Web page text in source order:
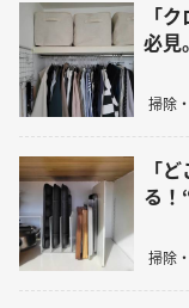
「
必見
掃除
「
る！
掃除